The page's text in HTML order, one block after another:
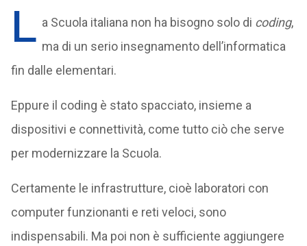
L a Scuola italiana non ha bisogno solo di coding,
ma di un serio insegnamento dell’informatica
fin dalle elementari.
Eppure il coding è stato spacciato, insieme a
dispositivi e connettività, come tutto ciò che serve
per modernizzare la Scuola.
Certamente le infrastrutture, cioè laboratori con
computer funzionanti e reti veloci, sono
indispensabili. Ma poi non è sufficiente aggiungere